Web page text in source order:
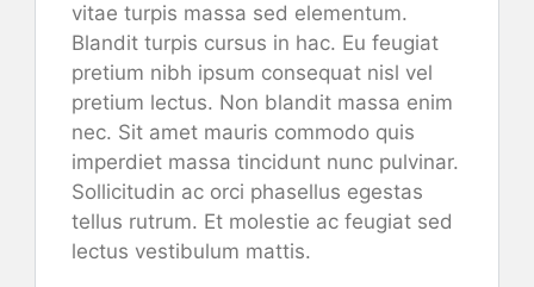
vitae turpis massa sed elementum.
Blandit turpis cursus in hac. Eu feugiat
pretium nibh ipsum consequat nisl vel
pretium lectus. Non blandit massa enim
nec. Sit amet mauris commodo quis
imperdiet massa tincidunt nunc pulvinar.
Sollicitudin ac orci phasellus egestas
tellus rutrum. Et molestie ac feugiat sed
lectus vestibulum mattis.